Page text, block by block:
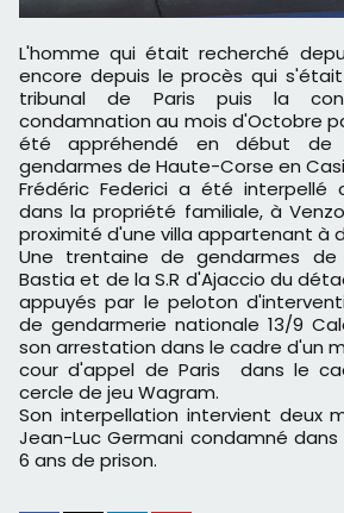
L'homme qui était recherché depuis juin 2011 et plus
encore depuis le procès qui
tribunal de Paris puis la
condamnation au mois d'Octobre
été appréhendé en début de
gendarmes de Haute-Corse en
Frédéric Federici a été interpellé
dans la propriété familiale, à
proximité d'une villa appartenant à
Une trentaine de gendarmes
Bastia et de la S.R d'Ajaccio du
appuyés par le peloton
de gendarmerie nationale 13/9
son arrestation dans le cadre d'un
cour d'appel de Paris dans le
cercle de jeu Wagram.
Son interpellation intervient deux
Jean-Luc Germani condamné
6 ans de prison.